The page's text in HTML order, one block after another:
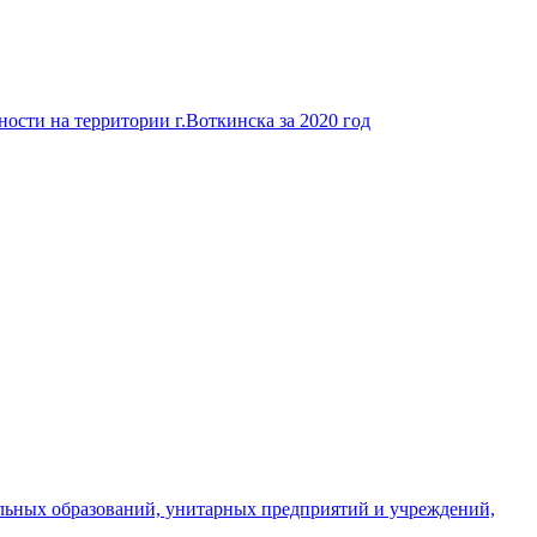
на территории г.Воткинска за 2020 год
образований, унитарных предприятий и учреждений,